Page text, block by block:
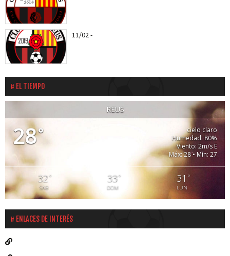
11/02-
EL TIEMPO
REUS
28°
cielo claro
Humedad: 80%
Viento: 2m/s E
Máx: 28 • Mín: 27
32 °
SAB
33°
DOM
31 °
LUN
ENLACES DE INTERÉS